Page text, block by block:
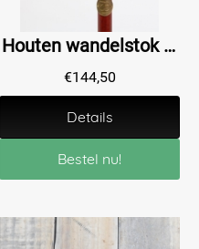
Houten wandelstok met een fraai erotisch vrouwelijk bronzen handvat
€144,50
Details
Bestel nu!